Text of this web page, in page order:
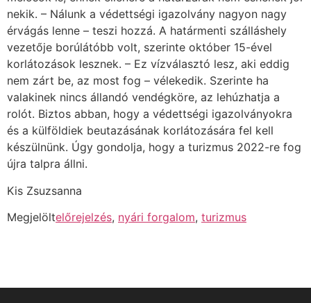
nekik. – Nálunk a védettségi igazolvány nagyon nagy
érvágás lenne – teszi hozzá. A határmenti szálláshely
vezetője borúlátóbb volt, szerinte október 15-ével
korlátozások lesznek. – Ez vízválasztó lesz, aki eddig
nem zárt be, az most fog – vélekedik. Szerinte ha
valakinek nincs állandó vendégköre, az lehúzhatja a
rolót. Biztos abban, hogy a védettségi igazolványokra
és a külföldiek beutazásának korlátozására fel kell
készülnünk. Úgy gondolja, hogy a turizmus 2022-re fog
újra talpra állni.
Kis Zsuzsanna
Megjelöltelőrejelzés, nyári forgalom, turizmus